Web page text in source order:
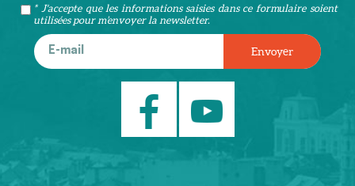
* J'accepte que les informations saisies dans ce formulaire soient
utilisées pour m’envoyer la newsletter.